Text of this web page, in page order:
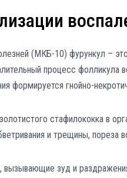
(МКБ-10) фурункул –
процесс
формируется гнойно-
стафилококка в
и трещины, пореза
вызывающие зуд и